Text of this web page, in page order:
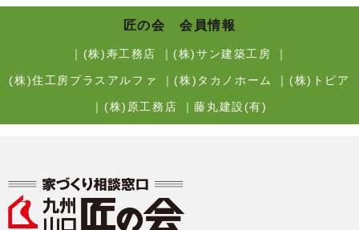
匠の会 会員情報
｜ (株)寿工務店 ｜ (株)サン建築工房 ｜
(株)住工房プラスアルファ ｜ (株)タカノホーム ｜ (株)トピア
｜ (株)原工務店 ｜藤丸建設(有)